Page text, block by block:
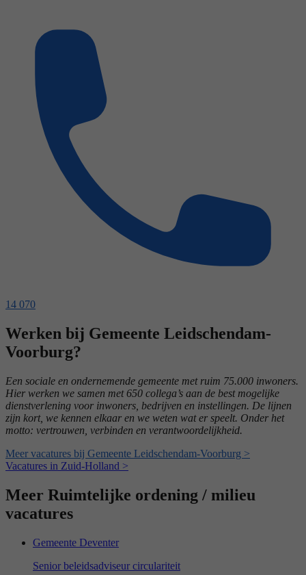
14 070
Werken bij Gemeente Leidschendam-
Voorburg?
Een sociale en ondernemende gemeente met ruim 75.000 inwoners.
Hier werken we samen met 650 collega’s aan de best mogelijke
dienstverlening voor inwoners, bedrijven en instellingen. De lijnen
zijn kort, we kennen elkaar en we weten wat er speelt. Onder het
motto: vertrouwen, verbinden en verantwoordelijkheid.
Meer vacatures bij Gemeente Leidschendam-Voorburg >
Vacatures in Zuid-Holland >
Meer Ruimtelijke ordening / milieu
vacatures
Gemeente Deventer
Senior beleidsadviseur circulariteit